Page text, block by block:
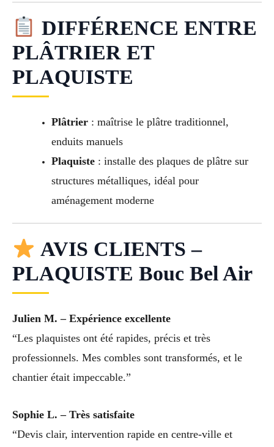
DIFFÉRENCE ENTRE
PLÂTRIER ET
PLAQUISTE
Plâtrier: maîtrise le plâtre traditionnel,
enduits manuels
Plaquiste: installe des plaques de plâtre sur
structures métalliques, idéal pour
aménagement moderne
AVIS CLIENTS –
PLAQUISTE Bouc Bel Air
Julien M. – Expérience excellente
“Les plaquistes ont été rapides, précis et très
professionnels. Mes combles sont transformés, et le
chantier était impeccable.”
Sophie L. – Très satisfaite
“Devis clair, intervention rapide en centre-ville et